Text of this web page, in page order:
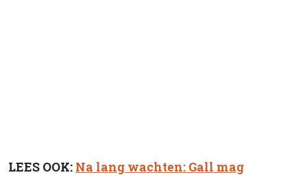
LEES OOK: Na lang wachten: Gall mag